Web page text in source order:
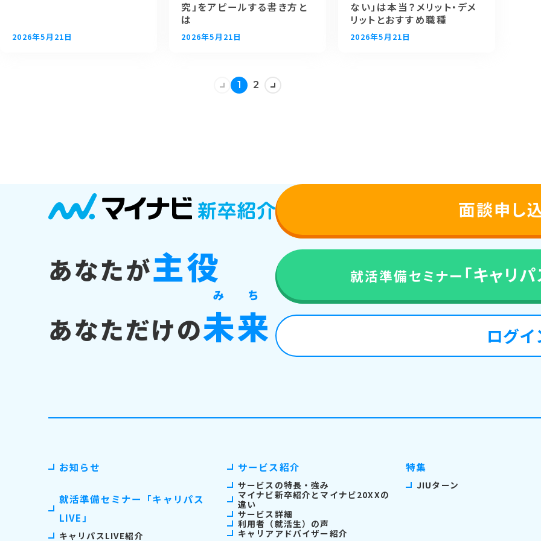
2026年5月21日
究」をアピールする書き方と
は
2026年5月21日
ない」は本当？メリット・デメ
リットとおすすめ職種
2026年5月21日
1 2
あなたが主役
あなただけの未
み
来
ち
面談申し
就活準備セミナー 「キャリ
ログイ
お知らせ
就活準備セミナー「キャリパス
LIVE」
キャリパスLIVE紹介
サービス紹介
サービスの特長・強み
マイナビ新卒紹介とマイナビ20XXの
違い
サービス詳細
利用者（就活生）の声
キャリアアドバイザー紹介
特集
JIUターン